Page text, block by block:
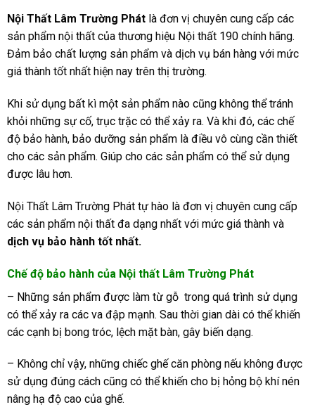
Nội Thất Lâm Trường Phátlà đơn vị chuyên cung cấp các
sản phẩm nội thất của thương hiệu Nội thất 190 chính hãng.
Đảm bảo chất lượng sản phẩm và dịch vụ bán hàng với mức
giá thành tốt nhất hiện nay trên thị trường.
Khi sử dụng bất kì một sản phẩm nào cũng không thể tránh
khỏi những sự cố, trục trặc có thể xảy ra. Và khi đó, các chế
độ bảo hành, bảo dưỡng sản phẩm là điều vô cùng cần thiết
cho các sản phẩm. Giúp cho các sản phẩm có thể sử dụng
được lâu hơn.
Nội Thất Lâm Trường Phát tự hào là đơn vị chuyên cung cấp
các sản phẩm nội thất đa dạng nhất với mức giá thành và
dịch vụ bảo hành tốt nhất.
Chế độ bảo hành của Nội thất Lâm Trường Phát
– Những sản phẩm được làm từ gỗ trong quá trình sử dụng
có thể xảy ra các va đập mạnh. Sau thời gian dài có thể khiến
các cạnh bị bong tróc, lệch mặt bàn, gây biến dạng.
– Không chỉ vậy, những chiếc ghế căn phòng nếu không được
sử dụng đúng cách cũng có thể khiến cho bị hỏng bộ khí nén
nâng hạ độ cao của ghế.